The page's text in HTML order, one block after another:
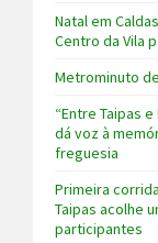
Natal em
Centro da Vila
Metrominuto
“Entre Taipas
dá voz à
freguesia
Primeira
Taipas acolhe
participantes